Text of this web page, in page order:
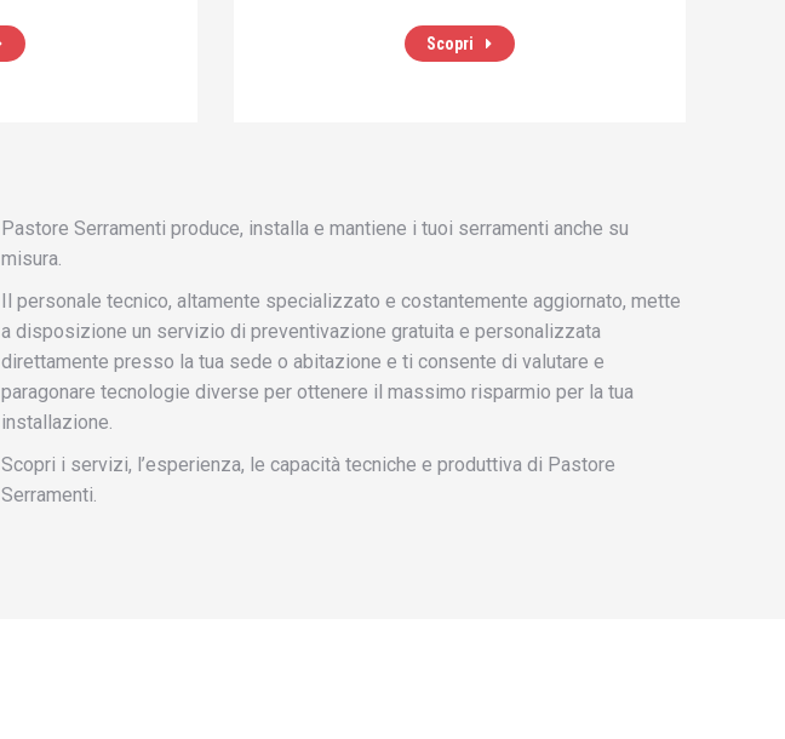
Scopri
Pastore Serramenti produce, installa e mantiene i tuoi serramenti anche su
misura.
Il personale tecnico, altamente specializzato e costantemente aggiornato, mette
a disposizione un servizio di preventivazione gratuita e personalizzata
direttamente presso la tua sede o abitazione e ti consente di valutare e
paragonare tecnologie diverse per ottenere il massimo risparmio per la tua
installazione.
Scopri i servizi, l’esperienza, le capacità tecniche e produttiva di Pastore
Serramenti.